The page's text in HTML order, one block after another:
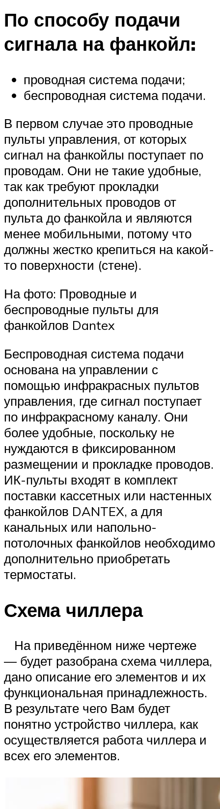
По способу подачи
сигнала на фанкойл:
проводная система подачи;
беспроводная система подачи.
В первом случае это проводные
пульты управления, от которых
сигнал на фанкойлы поступает по
проводам. Они не такие удобные,
так как требуют прокладки
дополнительных проводов от
пульта до фанкойла и являются
менее мобильными, потому что
должны жестко крепиться на какой-
то поверхности (стене).
На фото: Проводные и
беспроводные пульты для
фанкойлов Dantex
Беспроводная система подачи
основана на управлении с
помощью инфракрасных пультов
управления, где сигнал поступает
по инфракрасному каналу. Они
более удобные, поскольку не
нуждаются в фиксированном
размещении и прокладке проводов.
ИК-пульты входят в комплект
поставки кассетных или настенных
фанкойлов DANTEX, а для
канальных или напольно-
потолочных фанкойлов необходимо
дополнительно приобретать
термостаты.
Схема чиллера
На приведённом ниже чертеже
— будет разобрана схема чиллера,
дано описание его элементов и их
функциональная принадлежность.
В результате чего Вам будет
понятно устройство чиллера, как
осуществляется работа чиллера и
всех его элементов.